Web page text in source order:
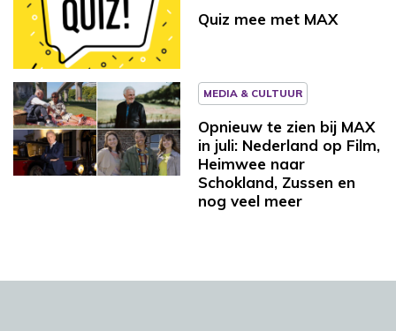
Quiz mee met MAX
MEDIA & CULTUUR
Opnieuw te zien bij MAX
in juli: Nederland op Film,
Heimwee naar
Schokland, Zussen en
nog veel meer